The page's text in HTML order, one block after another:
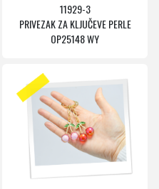
11929-3
PRIVEZAK ZA KLJUČEVE PERLE
OP25148 WY